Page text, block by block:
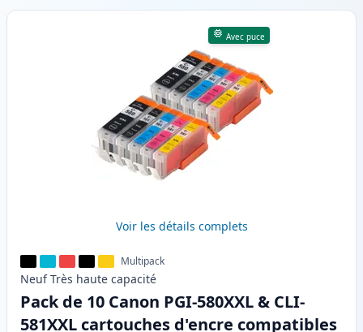
Avec puce
Voir les détails complets
Multipack
Neuf Très haute capacité
Pack de 10 Canon PGI-580XXL & CLI-
581XXL cartouches d'encre compatibles